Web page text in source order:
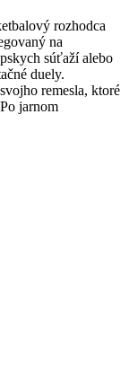
rozhodca
na
súťaží alebo
duely.
remesla, ktoré
jarnom